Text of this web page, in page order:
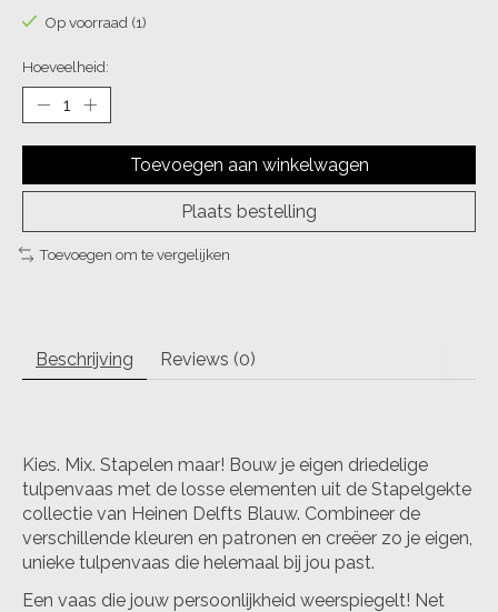
Op voorraad (1)
Hoeveelheid:
Toevoegen aan winkelwagen
Plaats bestelling
Toevoegen om te vergelijken
Beschrijving Reviews (0)
Kies. Mix. Stapelen maar! Bouw je eigen driedelige
tulpenvaas met de losse elementen uit de Stapelgekte
collectie van Heinen Delfts Blauw. Combineer de
verschillende kleuren en patronen en creëer zo je eigen,
unieke tulpenvaas die helemaal bij jou past.
Een vaas die jouw persoonlijkheid weerspiegelt! Net